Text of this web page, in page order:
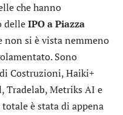
che hanno
delleIPO a Piazza
non si è vista nemmeno
Sono
Costruzioni,Haiki+
,Tradelab,Metriks AI e
totale è stata di appena